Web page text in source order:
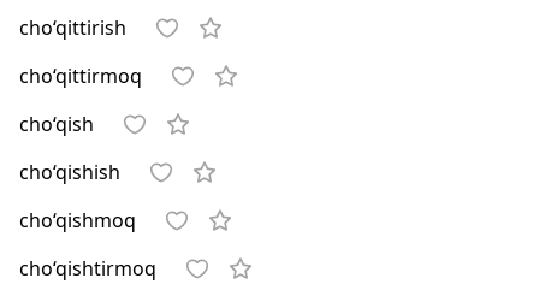
cho‘qittirish
cho‘qittirmoq
cho‘qish
cho‘qishish
cho‘qishmoq
cho‘qishtirmoq